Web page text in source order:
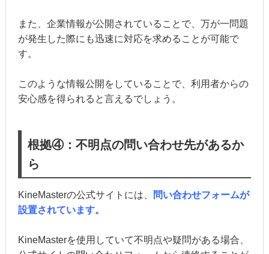
また、企業情報が公開されていることで、万が一問題
が発生した際にも迅速に対応を求めることが可能で
す。
このような情報公開をしていることで、利用者からの
安心感を得られると言えるでしょう。
根拠④：不明点の問い合わせ先があるか
ら
KineMasterの公式サイトには、
問い合わせフォームが
設置されています。
KineMasterを使用していて不明点や疑問がある場合、